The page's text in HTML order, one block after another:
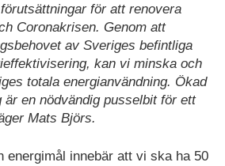
för att renovera
Coronakrisen. Genom att
av Sveriges befintliga
kan vi minska och
totala energianvändning. Ökad
en nödvändig pusselbit för ett
Mats Björs.
energimål innebär att vi ska ha 50